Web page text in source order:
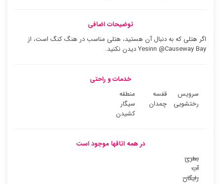
توضیحات اضافی
اگر هتلی که به دنبال آن هستید، هتلی مناسب در هنگ کنگ است، از
Yesinn @Causeway Bay دیدن نکنید.
خدمات و راحتی
سرویس
رختشویی
قفسه
چمدان
منطقه
سیگار
کشیدن
در همه اتاقها موجود است
بطری
آب
رایگان